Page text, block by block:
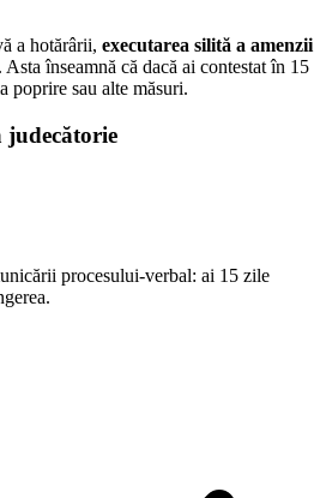
a hotărârii, executarea silită a amenzii
Asta înseamnă că dacă ai contestat în 15
poprire sau alte măsuri.
judecătorie
procesului-verbal: ai 15 zile